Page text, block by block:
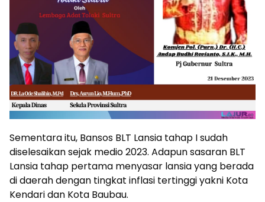
Sementara itu, Bansos BLT Lansia tahap I sudah
diselesaikan sejak medio 2023. Adapun sasaran BLT
Lansia tahap pertama menyasar lansia yang berada
di daerah dengan tingkat inflasi tertinggi yakni Kota
Kendari dan Kota Baubau.